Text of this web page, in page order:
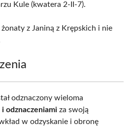
Kule (kwatera 2-II-7).
żonaty z Janiną z Krępskich i nie
odznaczony wieloma
odznaczeniami za swoją
w odzyskanie i obronę